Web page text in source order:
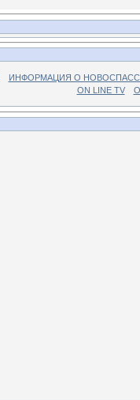
ИНФОРМАЦИЯ О
ON LINE TV